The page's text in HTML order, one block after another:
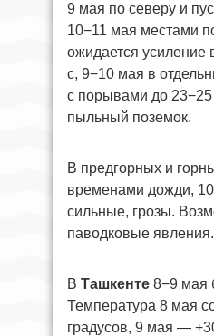
9 мая по северу и
10−11 мая местами
ожидается усиление
с, 9−10 мая в
с порывами до
пыльный поземок.
В предгорных и
временами дожди,
сильные, грозы.
паводковые явления.
В Ташкенте 8−9 мая
Температура 8 мая
градусов, 9 мая —